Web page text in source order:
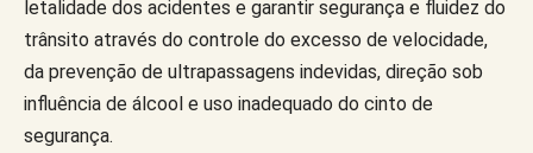
letalidade dos acidentes e garantir segurança e fluidez do
trânsito através do controle do excesso de velocidade,
da prevenção de ultrapassagens indevidas, direção sob
influência de álcool e uso inadequado do cinto de
segurança.